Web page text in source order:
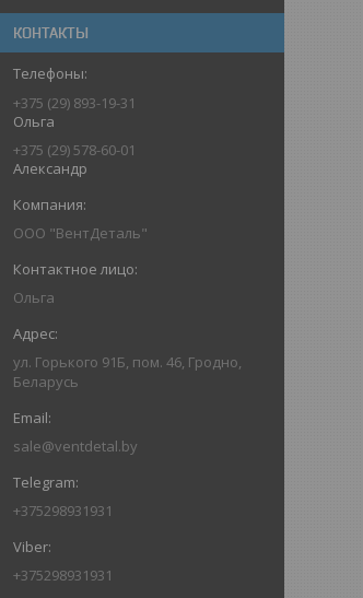
КОНТАКТЫ
+375 (29) 893-19-31
Ольга
+375 (29) 578-60-01
Александр
ООО "ВентДеталь"
Ольга
ул. Горького 91Б, пом. 46, Гродно,
Беларусь
sale@ventdetal.by
+375298931931
+375298931931